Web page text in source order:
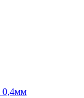
0,4мм